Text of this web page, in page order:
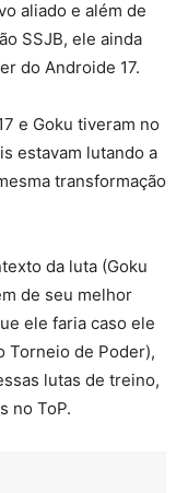
aliado e além de
SSJB, ele ainda
do Androide 17.
e Goku tiveram no
estavam lutando a
transformação
da luta (Goku
de seu melhor
ele faria caso ele
Torneio de Poder),
lutas de treino,
no ToP.